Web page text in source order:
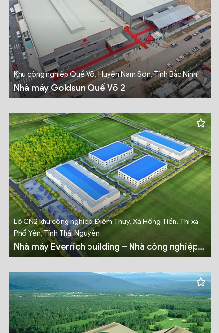
Khu công nghiệp Quế Võ, Huyện Nam Sơn, Tỉnh Bắc Ninh
Nhà máy Goldsun Quế Võ 2
Lô CN2 khu công nghiệp Điềm Thụy, Xã Hồng Tiến, Thị xã
Phổ Yên, Tỉnh Thái Nguyên
Nhà máy Everrich building – Nhà công nghiệp
cho thuê (Công nghiệp nhẹ)